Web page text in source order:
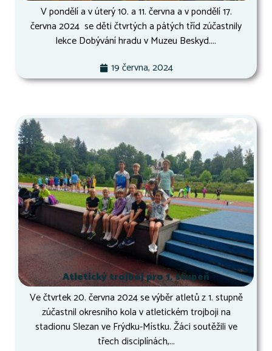
V pondělí a v úterý 10. a 11. června a v pondělí 17.
června 2024 se děti čtvrtých a pátých tříd zúčastnily
lekce Dobývání hradu v Muzeu Beskyd....
19 června, 2024
Atletický trojboj pro 1. stupeň
Ve čtvrtek 20. června 2024 se výběr atletů z 1. stupně
zúčastnil okresního kola v atletickém trojboji na
stadionu Slezan ve Frýdku-Místku. Žáci soutěžili ve
třech disciplínách,...